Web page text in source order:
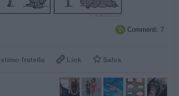
 Commenti: 7
fratella  Link  Salva